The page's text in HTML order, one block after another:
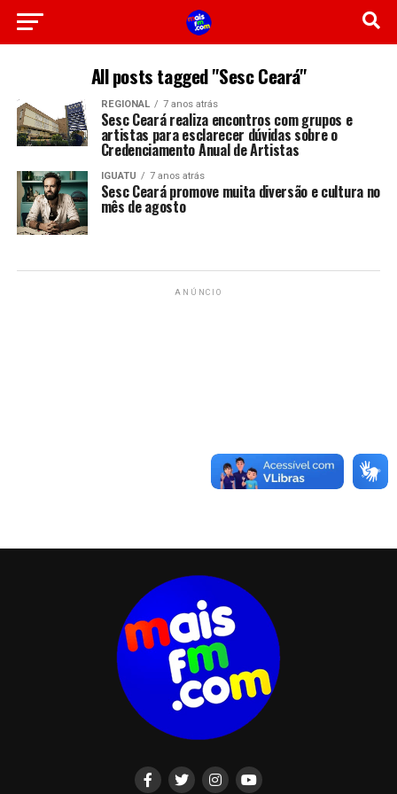
All posts tagged "Sesc Ceará"
REGIONAL 7 anos atrás
Sesc Ceará realiza encontros com grupos e
artistas para esclarecer dúvidas sobre o
Credenciamento Anual de Artistas
IGUATU 7 anos atrás
Sesc Ceará promove muita diversão e cultura no
mês de agosto
ANÚNCIO